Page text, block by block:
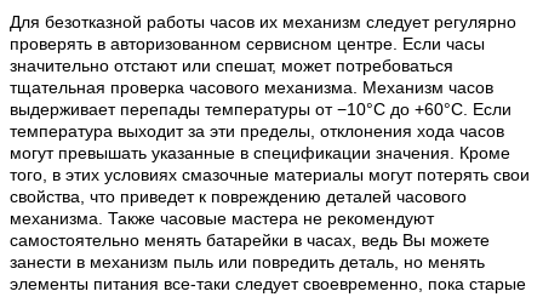
Для безотказной работы часов их механизм следует регулярно
проверять в авторизованном сервисном центре. Если часы
значительно отстают или спешат, может потребоваться
тщательная проверка часового механизма. Механизм часов
выдерживает перепады температуры от −10°C до +60°C. Если
температура выходит за эти пределы, отклонения хода часов
могут превышать указанные в спецификации значения. Кроме
того, в этих условиях смазочные материалы могут потерять свои
свойства, что приведет к повреждению деталей часового
механизма. Также часовые мастера не рекомендуют
самостоятельно менять батарейки в часах, ведь Вы можете
занести в механизм пыль или повредить деталь, но менять
элементы питания все-таки следует своевременно, пока старые